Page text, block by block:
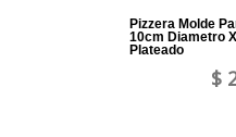
Pizzera Molde
10cm Diametro
Plateado
$